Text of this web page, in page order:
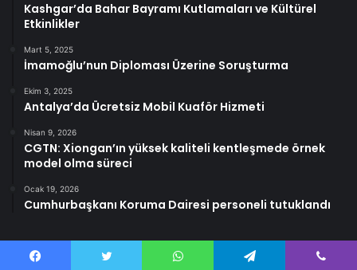
Kashgar’da Bahar Bayramı Kutlamaları ve Kültürel
Etkinlikler
Mart 5, 2025
İmamoğlu’nun Diploması Üzerine Soruşturma
Ekim 3, 2025
Antalya’da Ücretsiz Mobil Kuaför Hizmeti
Nisan 9, 2026
CGTN: Xiongan’ın yüksek kaliteli kentleşmede örnek
model olma süreci
Ocak 19, 2026
Cumhurbaşkanı Koruma Dairesi personeli tutuklandı